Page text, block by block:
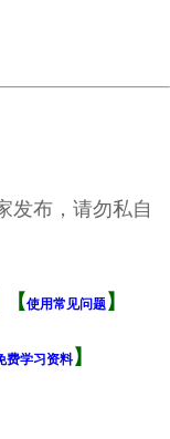
发布，请勿私自
【使用常见问题 】
费学习资料 】